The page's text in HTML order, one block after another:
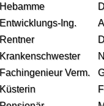
Hebamme
Entwicklungs-Ing.
Rentner
Krankenschwester
Fachingenieur Verm.
Küsterin